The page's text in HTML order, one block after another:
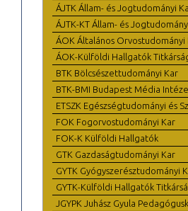
ÁJTK Állam- és Jogtudományi
ÁJTK-KT Állam- és
ÁOK Általános Orvostudományi
ÁOK-Külföldi Hallgatók
BTK Bölcsészettudományi Kar
BTK-BMI Budapest Média
ETSZK Egészségtudományi és
FOK Fogorvostudományi Kar
FOK-K Külföldi Hallgatók
GTK Gazdaságtudományi Kar
GYTK Gyógyszerésztudományi
GYTK-Külföldi Hallgatók
JGYPK Juhász Gyula